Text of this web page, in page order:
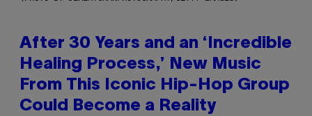
After 30 Years and an ‘Incredible
Healing Process,’ New Music
From This Iconic Hip-Hop Group
Could Become a Reality